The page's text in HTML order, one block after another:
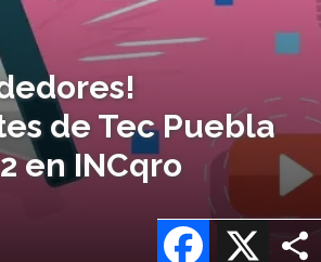
de Tec Puebla
en INCqro
X
Facebook